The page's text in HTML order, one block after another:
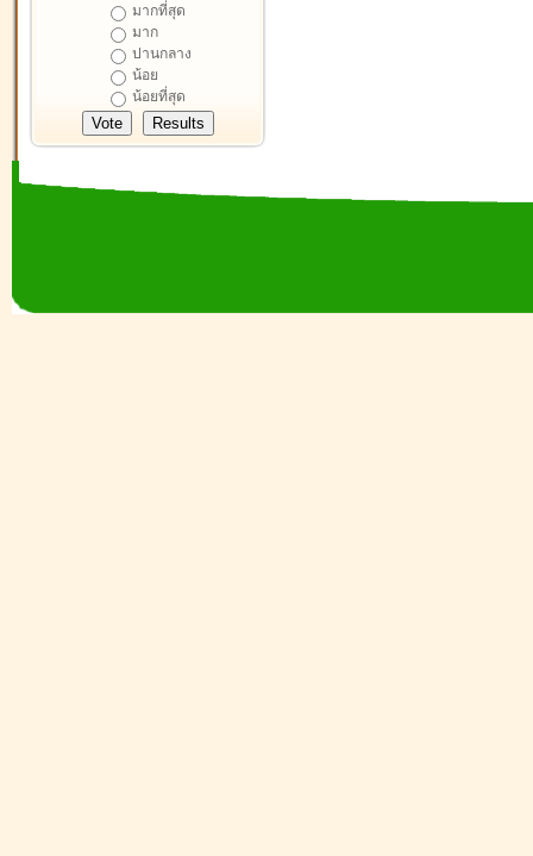
มากที่สุด
มาก
ปานกลาง
น้อย
น้อยที่สุด